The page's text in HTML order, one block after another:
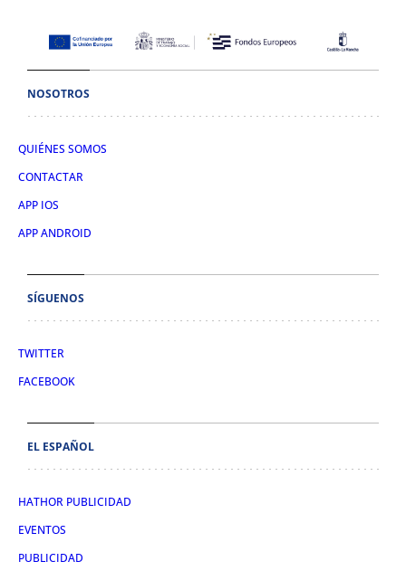
NOSOTROS
QUIÉNES SOMOS
CONTACTAR
APP IOS
APP ANDROID
SÍGUENOS
TWITTER
FACEBOOK
EL ESPAÑOL
HATHOR PUBLICIDAD
EVENTOS
PUBLICIDAD